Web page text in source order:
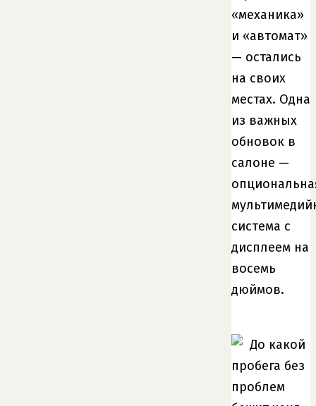
«механика»
и «автомат»
— остались
на своих
местах. Одна
из важных
обновок в
салоне —
система с
дисплеем на
восемь
дюймов.